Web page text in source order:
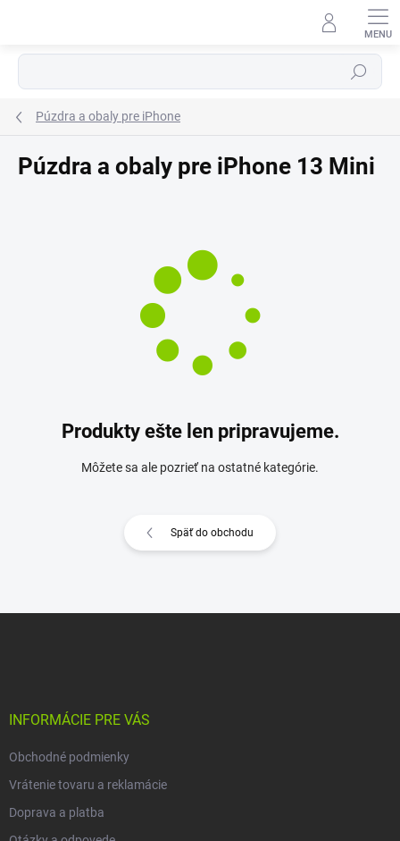
Hľadať
Púzdra a obaly pre iPhone
Púzdra a obaly pre iPhone 13 Mini
Produkty ešte len pripravujeme.
Môžete sa ale pozrieť na ostatné kategórie.
Späť do obchodu
INFORMÁCIE PRE VÁS
Obchodné podmienky
Vrátenie tovaru a reklamácie
Doprava a platba
⬇